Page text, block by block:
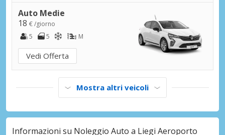
Auto Medie
18 € /giorno
5
5 M
Vedi Offerta
Mostra altri veicoli
Informazioni su Noleggio Auto a Liegi Aeroporto